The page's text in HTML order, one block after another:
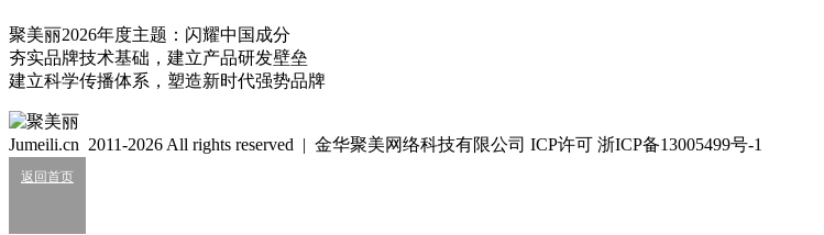
171
细胞级抗衰：功效护肤的下一轮大风口？
2026/07/24
美妆龙头代工厂净利连涨4年
2026/07/22
聚美丽2026年度主题：闪耀中国成分
夯实品牌技术基础，建立产品研发壁垒
建立科学传播体系，塑造新时代强势品牌
Jumeili.cn 2011-2026 All rights reserved | 金华聚美网络科技有限公司 ICP许可 浙ICP备13005499号-1
返回首页